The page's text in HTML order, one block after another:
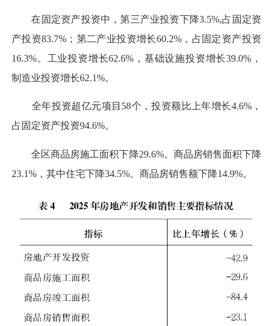
在固定资产投资中，第三产业投资下降3.5%,占固定资
产投资83.7%；第二产业投资增长60.2%，占固定资产投资
16.3%。工业投资增长62.6%，基础设施投资增长39.0%，
制造业投资增长62.1%。
全年投资超亿元项目58个，投资额比上年增长4.6%，
占固定资产投资94.6%。
全区商品房施工面积下降29.6%。商品房销售面积下降
23.1%，其中住宅下降34.5%。商品房销售额下降14.9%。